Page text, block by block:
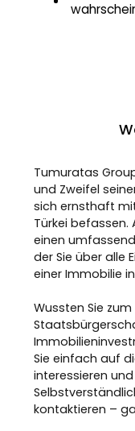
Tumuratas
und Zweifel
sich ernsthaft
Türkei befassen.
einen
der Sie über alle
einer Immobilie
Wussten Sie
Sie einfach auf
interessieren
kontaktieren –